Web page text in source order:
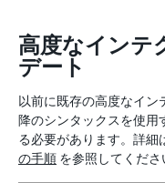
高度なインテ
デート
以前に既存の高度なイン
降のシンタックスを使用
る必要があります。詳細
の手順 を参照してくださ